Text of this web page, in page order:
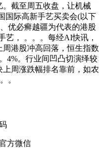
。截至周五收盘，让机械
国际高新手艺买卖会(以下
优必癣越疆为代表的港股
艺， 。。。每经AI快讯，
周港股冲高回落，恒生指数
4%。行业间凹凸切演绎较
周涨跌幅排名靠前，如农
。
方微信